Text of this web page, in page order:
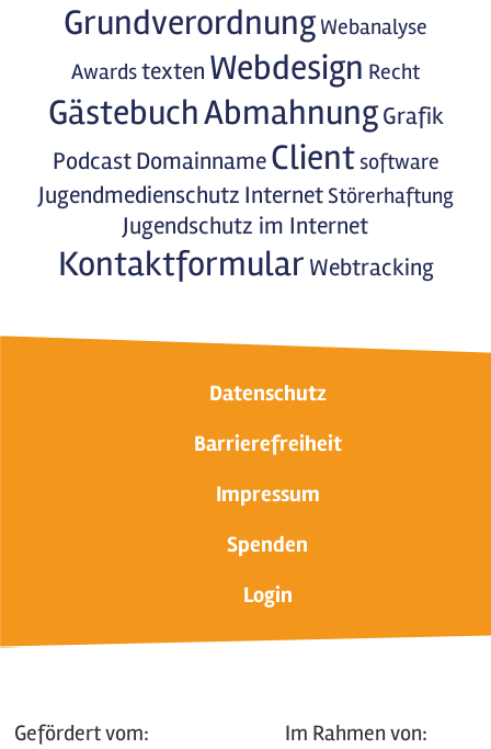
Grundverordnung Webanalyse
Awardstexten Webdesign Recht
GästebuchAbmahnung Grafik
Podcast Domainname Clientsoftware
Jugendmedienschutz Internet Störerhaftung
Jugendschutz im Internet
Kontaktformular Webtracking
Datenschutz
Barrierefreiheit
Impressum
Spenden
Login
Gefördert vom: Im Rahmen von: